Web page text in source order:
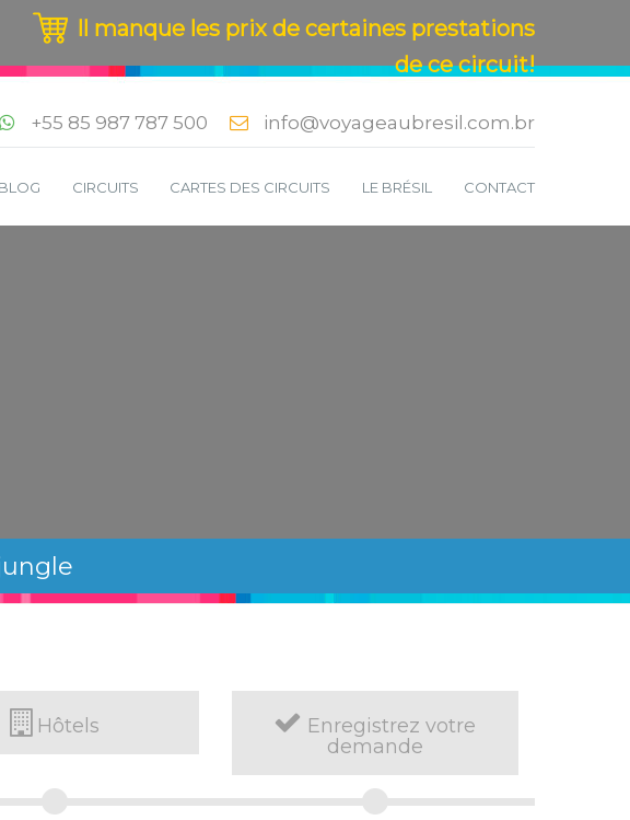
+55 85 987 787 500 info@voyageaubresil.com.br
BLOG CIRCUITS CARTES DES CIRCUITS LE BRÉSIL CONTACT
Il manque les prix de certaines prestations
de ce circuit!
Hôtels
Enregistrez votre
demande